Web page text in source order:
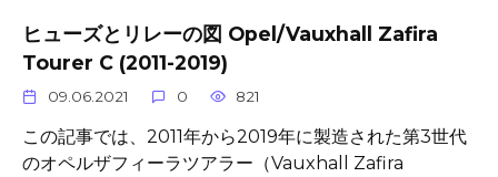
ヒューズとリレーの図 Opel/Vauxhall Zafira
Tourer C (2011-2019)
09.06.2021 0 821
この記事では、2011年から2019年に製造された第3世代
のオペルザフィーラツアラー（Vauxhall Zafira